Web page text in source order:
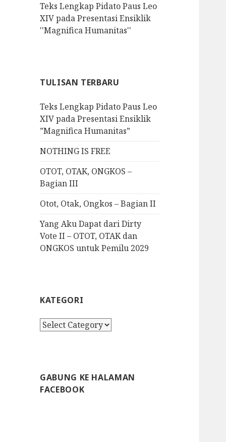
o
r
:
Teks Lengkap Pidato Paus Leo
XIV pada Presentasi Ensiklik
''Magnifica Humanitas''
TULISAN TERBARU
Teks Lengkap Pidato Paus Leo
XIV pada Presentasi Ensiklik
”Magnifica Humanitas”
NOTHING IS FREE
OTOT, OTAK, ONGKOS –
Bagian III
Otot, Otak, Ongkos – Bagian II
Yang Aku Dapat dari Dirty
Vote II – OTOT, OTAK dan
ONGKOS untuk Pemilu 2029
KATEGORI
K
g
o
GABUNG KE HALAMAN
FACEBOOK